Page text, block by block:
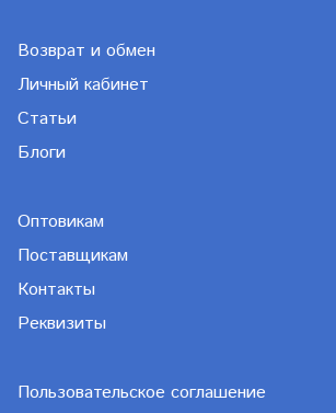
Возврат и обмен
Личный кабинет
Статьи
Блоги
Оптовикам
Поставщикам
Контакты
Реквизиты
Пользовательское соглашение